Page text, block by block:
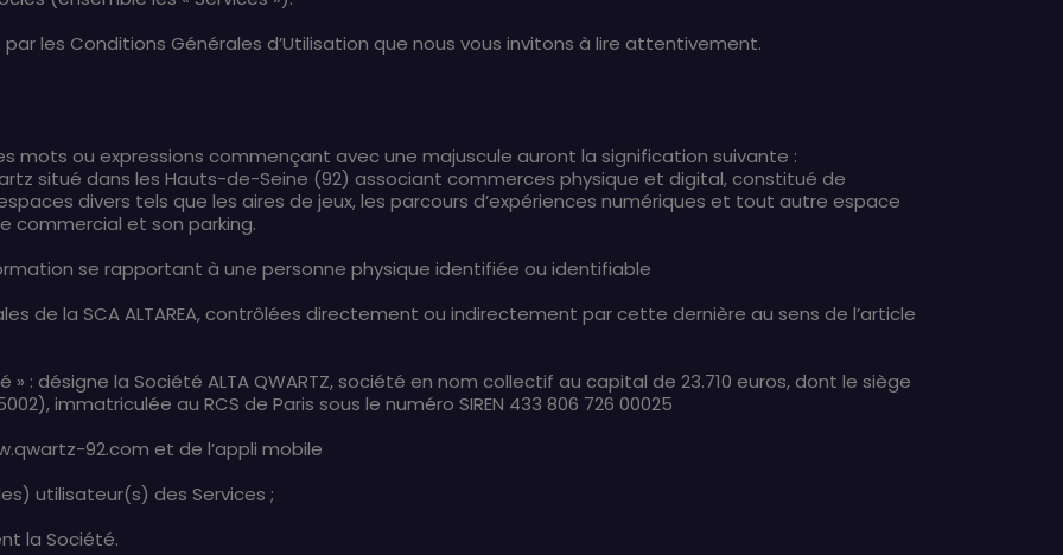
par les Conditions Générales d’Utilisation que nous vous invitons à lire attentivement.
mots ou expressions commençant avec une majuscule auront la signification suivante :
situé dans les Hauts-de-Seine (92) associant commerces physique et digital, constitué de
divers tels que les aires de jeux, les parcours d’expériences numériques et tout autre espace
commercial et son parking.
se rapportant à une personne physique identifiée ou identifiable
de la SCA ALTAREA, contrôlées directement ou indirectement par cette dernière au sens de l’article
: désigne la Société ALTA QWARTZ, société en nom collectif au capital de 23.710 euros, dont le siège
immatriculée au RCS de Paris sous le numéro SIREN 433 806 726 00025
92.com et de l’appli mobile
utilisateur(s) des Services ;
la Société.